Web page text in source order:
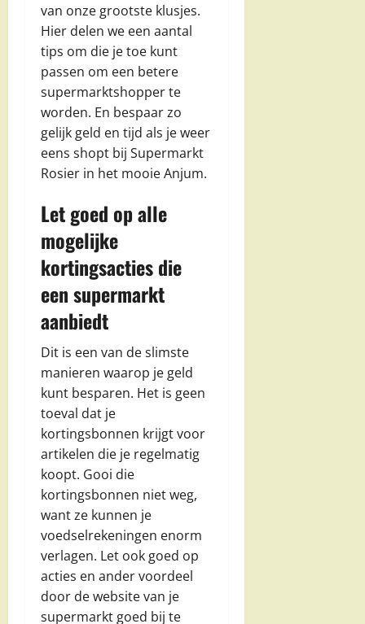
van onze grootste klusjes.
Hier delen we een aantal
tips om die je toe kunt
passen om een betere
supermarktshopper te
worden. En bespaar zo
gelijk geld en tijd als je weer
eens shopt bij Supermarkt
Rosier in het mooie Anjum.
Let goed op alle
mogelijke
kortingsacties die
een supermarkt
aanbiedt
Dit is een van de slimste
manieren waarop je geld
kunt besparen. Het is geen
toeval dat je
kortingsbonnen krijgt voor
artikelen die je regelmatig
koopt. Gooi die
kortingsbonnen niet weg,
want ze kunnen je
voedselrekeningen enorm
verlagen. Let ook goed op
acties en ander voordeel
door de website van je
supermarkt goed bij te